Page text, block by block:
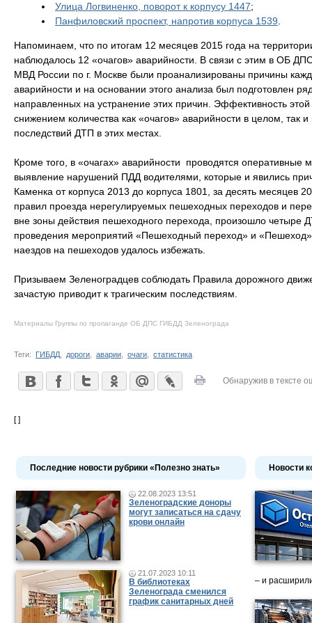
Улица Логвиненко, поворот к корпусу 1447;
Панфиловский проспект, напротив корпуса 1539
Напоминаем, что по итогам 12 месяцев 2015 года на
наблюдалось 12 «очагов» аварийности. В связи с этим в ОБ
МВД России по г. Москве были проанализированы причины
аварийности и на основании этого анализа был подготовлен
направленных на устранение этих причин. Эффективность
снижением количества как «очагов» аварийности в целом, так
последствий ДТП в этих местах.
Кроме того, в «очагах» аварийности проводятся оперативные
выявление нарушений ПДД водителями, которые и явились
Каменка от корпуса 2013 до корпуса 1801, за десять месяцев
правил проезда нерегулируемых пешеходных переходов и
вне зоны действия пешеходного перехода, произошло четыре
проведения мероприятий «Пешеходный переход» и
наездов на пешеходов удалось избежать.
Призываем Зеленоградцев соблюдать Правила дорожного
зачастую приводит к трагическим последствиям.
Материалы Группы по пропаганде ОБ ДПС ГИБДД Зеленограда
Теги: ГИБДД дороги аварии очаги статистика
Обнаружив в тексте
[ ]
Последние новости рубрики «Полезно знать»
22.08.2023 13:51
Зеленоградские доноры
могут записаться на сдачу
крови онлайн
21.07.2023 10:11
В библиотеках
Зеленограда сменился
график санитарных дней
Новости
– и